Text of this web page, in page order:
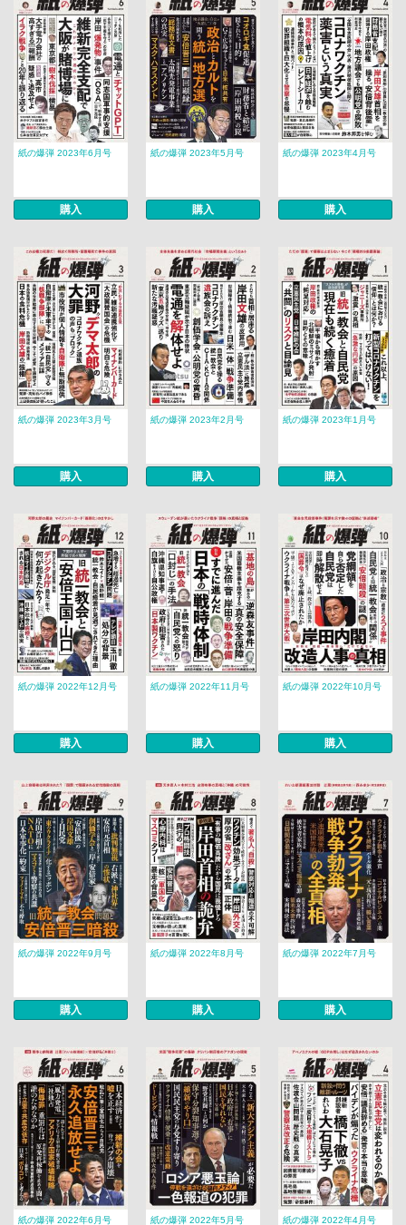
紙の爆弾 2023年6月号
購入
紙の爆弾 2023年5月号
購入
紙の爆弾 2023年4月号
購入
紙の爆弾 2023年3月号
購入
紙の爆弾 2023年2月号
購入
紙の爆弾 2023年1月号
購入
紙の爆弾 2022年12月号
購入
紙の爆弾 2022年11月号
購入
紙の爆弾 2022年10月号
購入
紙の爆弾 2022年9月号
購入
紙の爆弾 2022年8月号
購入
紙の爆弾 2022年7月号
購入
紙の爆弾 2022年6月号 紙の爆弾 2022年5月号 紙の爆弾 2022年4月号